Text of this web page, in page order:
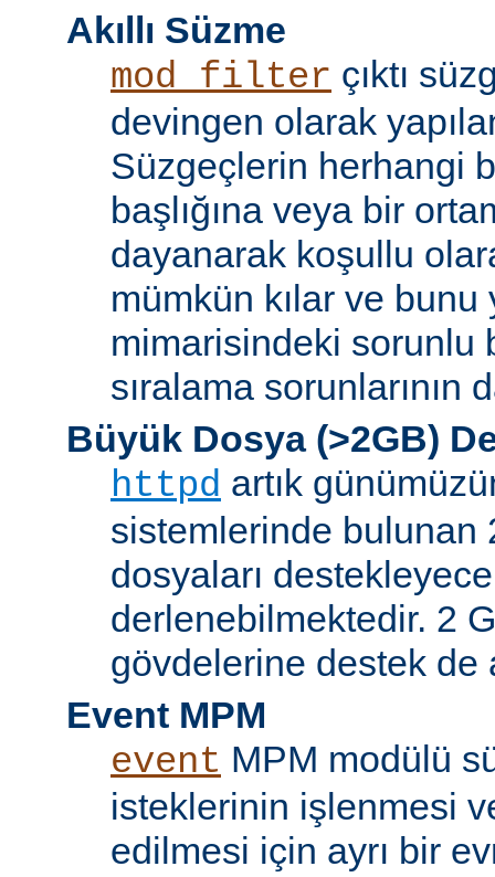
Akıllı Süzme
mod_filter çıktı
devingen olarak
Süzgeçlerin herhangi
başlığına veya bir
dayanarak koşullu
mümkün kılar ve
mimarisindeki sorunlu
sıralama sorunlarının
Büyük Dosya (>2GB)
httpd artık
sistemlerinde bulunan
dosyaları
derlenebilmektedir. 2
gövdelerine destek de
Event MPM
event MPM modülü
isteklerinin işlenmesi
edilmesi için ayrı bir